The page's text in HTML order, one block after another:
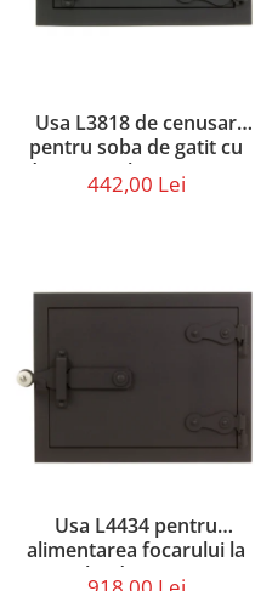
Usa L3818 de cenusar
pentru soba de gatit cu
dimensiunile 38 X 18 cm
442,00 Lei
Usa L4434 pentru
alimentarea focarului la
sobe de gatit cu